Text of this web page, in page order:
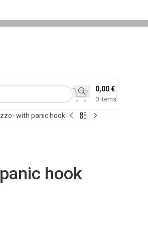
0 items
0,00€
with panic hook
hook